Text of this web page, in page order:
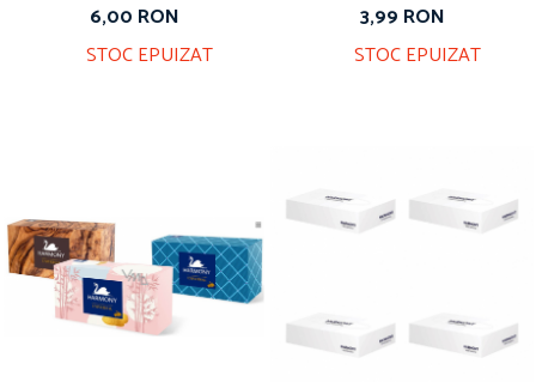
6,00 RON
STOC EPUIZAT
3,99 RON
STOC EPUIZAT